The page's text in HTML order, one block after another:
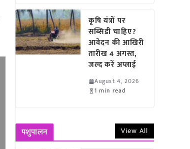
कृषि यंत्रों पर
सब्सिडी चाहिए?
आवेदन की आखिरी
तारीख 4 अगस्त,
जल्द करें अप्लाई
August 4, 2026
1 min read
पशुपालन View All